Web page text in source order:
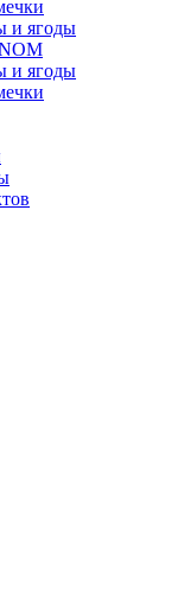
и ягоды
и ягоды